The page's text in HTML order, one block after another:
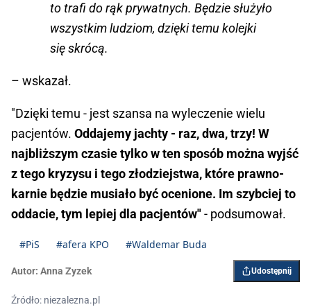
to trafi do rąk prywatnych. Będzie służyło
wszystkim ludziom, dzięki temu kolejki
się skrócą.
– wskazał.
"Dzięki temu - jest szansa na wyleczenie wielu
pacjentów. Oddajemy jachty - raz, dwa, trzy! W
najbliższym czasie tylko w ten sposób można wyjść
z tego kryzysu i tego złodziejstwa, które prawno-
karnie będzie musiało być ocenione. Im szybciej to
oddacie, tym lepiej dla pacjentów"- podsumował.
#PiS #afera KPO #Waldemar Buda
Autor: Anna Zyzek Udostępnij
Źródło: niezalezna.pl